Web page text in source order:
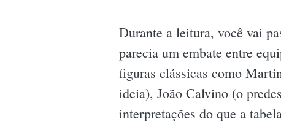
Durante a leitura, você vai
parecia um embate entre
figuras clássicas como
ideia), João Calvino (o
interpretações do que a